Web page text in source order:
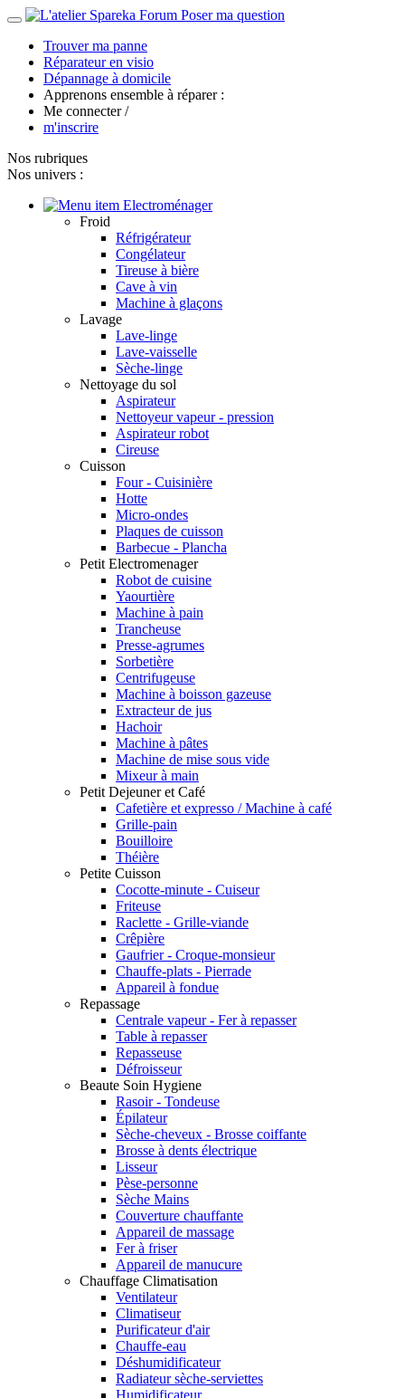
Forum Poser ma question
Trouver ma panne
Réparateur en visio
Dépannage à domicile
Apprenons ensemble à réparer :
Me connecter /
m'inscrire
Nos rubriques
Nos univers :
Electroménager
Froid
Réfrigérateur
Congélateur
Tireuse à bière
Cave à vin
Machine à glaçons
Lavage
Lave-linge
Lave-vaisselle
Sèche-linge
Nettoyage du sol
Aspirateur
Nettoyeur vapeur - pression
Aspirateur robot
Cireuse
Cuisson
Four - Cuisinière
Hotte
Micro-ondes
Plaques de cuisson
Barbecue - Plancha
Petit Electromenager
Robot de cuisine
Yaourtière
Machine à pain
Trancheuse
Presse-agrumes
Sorbetière
Centrifugeuse
Machine à boisson gazeuse
Extracteur de jus
Hachoir
Machine à pâtes
Machine de mise sous vide
Mixeur à main
Petit Dejeuner et Café
Cafetière et expresso / Machine à café
Grille-pain
Bouilloire
Théière
Petite Cuisson
Cocotte-minute - Cuiseur
Friteuse
Raclette - Grille-viande
Crêpière
Gaufrier - Croque-monsieur
Chauffe-plats - Pierrade
Appareil à fondue
Repassage
Centrale vapeur - Fer à repasser
Table à repasser
Repasseuse
Défroisseur
Beaute Soin Hygiene
Rasoir - Tondeuse
Épilateur
Sèche-cheveux - Brosse coiffante
Brosse à dents électrique
Lisseur
Pèse-personne
Sèche Mains
Couverture chauffante
Appareil de massage
Fer à friser
Appareil de manucure
Chauffage Climatisation
Ventilateur
Climatiseur
Purificateur d'air
Chauffe-eau
Déshumidificateur
Radiateur sèche-serviettes
Humidificateur